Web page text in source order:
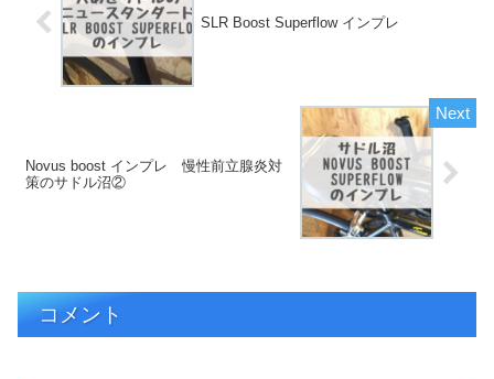
SLR Boost Superflow インプレ
Novus boost インプレ 慢性前立腺炎対
策のサドル沼②
コメント